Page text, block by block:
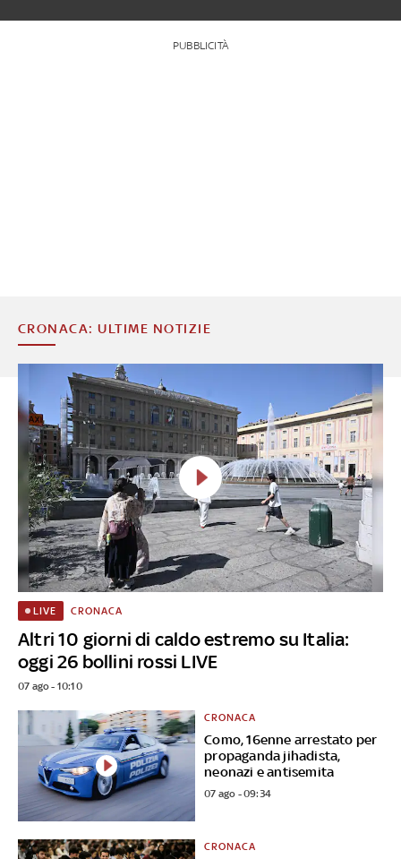
PUBBLICITÀ
CRONACA: ULTIME NOTIZIE
Altri 10 giorni di caldo estremo su Italia:
oggi 26 bollini rossi LIVE
LIVE CRONACA
07 ago - 10:10
Como, 16enne arrestato per
propaganda jihadista,
neonazi e antisemita
CRONACA
07 ago - 09:34
CRONACA